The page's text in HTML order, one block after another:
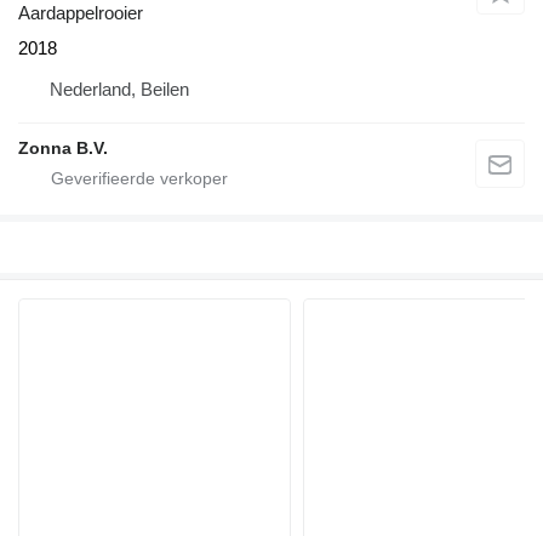
Aardappelrooier
2018
Nederland, Beilen
Zonna B.V.